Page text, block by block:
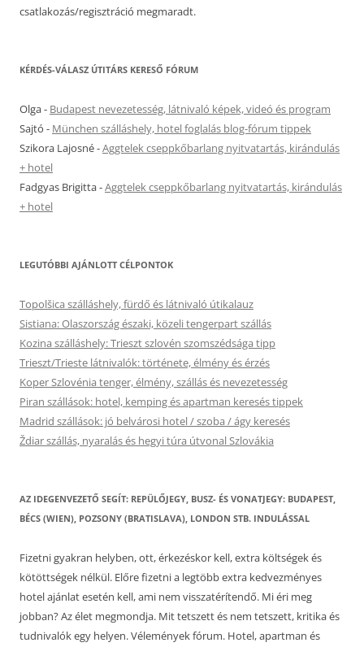
csatlakozás/regisztráció megmaradt.
KÉRDÉS-VÁLASZ ÚTITÁRS KERESŐ FÓRUM
Olga- Budapest nevezetesség, látnivaló képek, videó és program
Sajtó - München szálláshely, hotel foglalás blog-fórum tippek
Szikora Lajosné-Aggtelek cseppkőbarlang nyitvatartás, kirándulás
+ hotel
Fadgyas Brigitta-Aggtelek cseppkőbarlang nyitvatartás, kirándulás
+ hotel
LEGUTÓBBI AJÁNLOTT CÉLPONTOK
Topolšica szálláshely, fürdő és látnivaló útikalauz
Sistiana: Olaszország északi, közeli tengerpart szállás
Kozina szálláshely: Trieszt szlovén szomszédsága tipp
Trieszt/Trieste látnivalók: története, élmény és érzés
Koper Szlovénia tenger, élmény, szállás és nevezetesség
Piran szállások: hotel, kemping és apartman keresés tippek
Madrid szállások: jó belvárosi hotel / szoba / ágy keresés
Ždiar szállás, nyaralás és hegyi túra útvonal Szlovákia
AZ IDEGENVEZETŐ SEGÍT: REPÜLŐJEGY, BUSZ- ÉS VONATJEGY: BUDAPEST,
BÉCS (WIEN), POZSONY (BRATISLAVA), LONDON STB. INDULÁSSAL
Fizetni gyakran helyben, ott, érkezéskor kell, extra költségek és
kötöttségek nélkül. Előre fizetni a legtöbb extra kedvezményes
hotel ajánlat esetén kell, ami nem visszatérítendő. Mi éri meg
jobban? Az élet megmondja. Mit tetszett és nem tetszett, kritika és
tudnivalók egy helyen. Vélemények fórum. Hotel, apartman és